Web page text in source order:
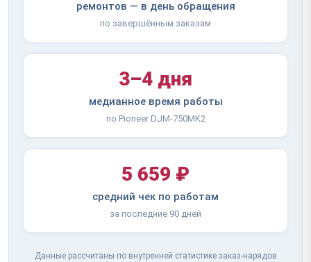
ремонтов — в день обращения
по завершённым заказам
3–4 дня
медианное время работы
по Pioneer DJM-750MK2
5 659 ₽
средний чек по работам
за последние 90 дней
Данные рассчитаны по внутренней статистике заказ-нарядов